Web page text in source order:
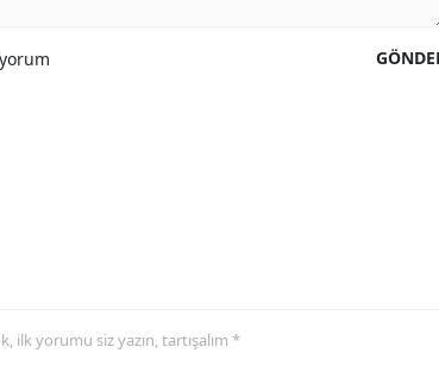
ilk yorumu siz yazın, tartışalım *